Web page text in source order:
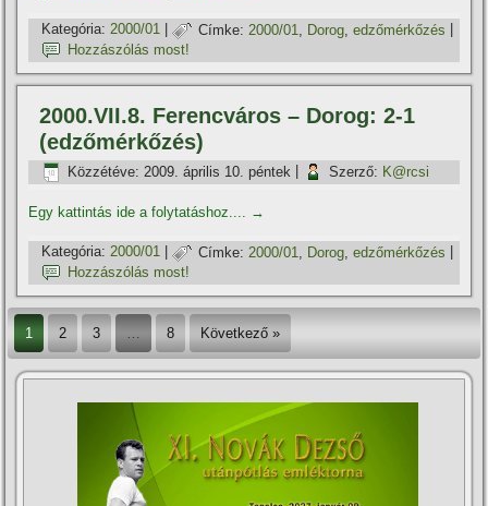
Kategória: 2000/01 | Címke: 2000/01 Dorog ,edzőmérkőzés
Hozzászólás most!
2000.VII.8. Ferencváros – Dorog: 2-1
(edzőmérkőzés)
Közzétéve: 2009. április 10. péntek Szerző: K@rcsi
Egy kattintás ide a folytatáshoz.... →
Kategória: 2000/01 | Címke: 2000/01 Dorog ,edzőmérkőzés
Hozzászólás most!
1 2 3 … 8 Következő »